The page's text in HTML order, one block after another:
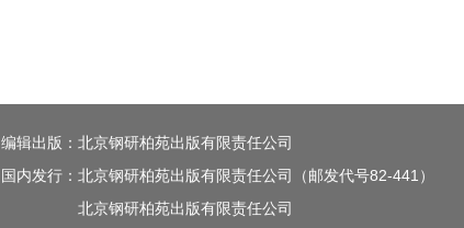
编辑出版：北京钢研柏苑出版有限责任公司
国内发行：北京钢研柏苑出版有限责任公司（邮发代号82-441）
北京钢研柏苑出版有限责任公司